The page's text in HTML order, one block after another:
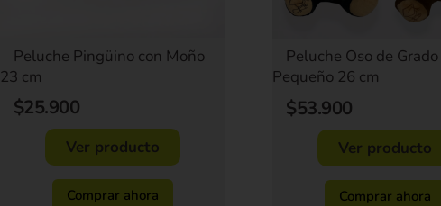
Peluche Pingüino con Moño
23 cm
$25.900
Ver producto
Comprar ahora
Peluche Oso de Grado
Pequeño 26 cm
$53.900
Ver producto
Comprar ahora